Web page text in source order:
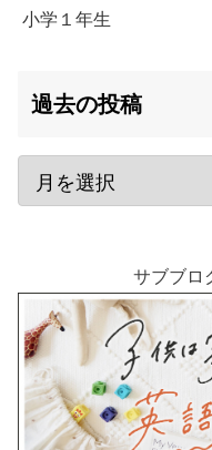
小学１年生
過去の投稿
サブブロ